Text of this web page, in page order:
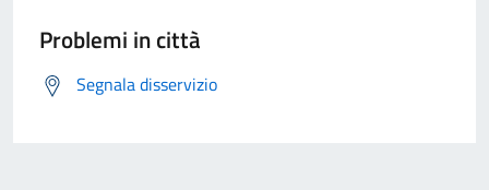
Problemi in città
Segnala disservizio